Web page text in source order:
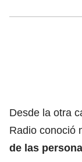
Desde la otra
Radio conoció
de las